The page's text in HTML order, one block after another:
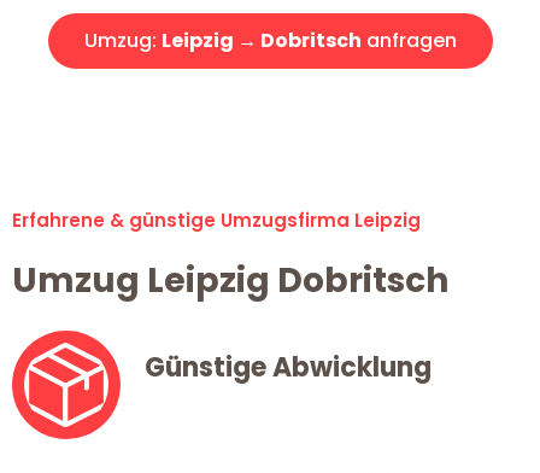
Umzug: Leipzig → Dobritsch anfragen
Erfahrene & günstige Umzugsfirma Leipzig
Umzug Leipzig Dobritsch
Günstige Abwicklung